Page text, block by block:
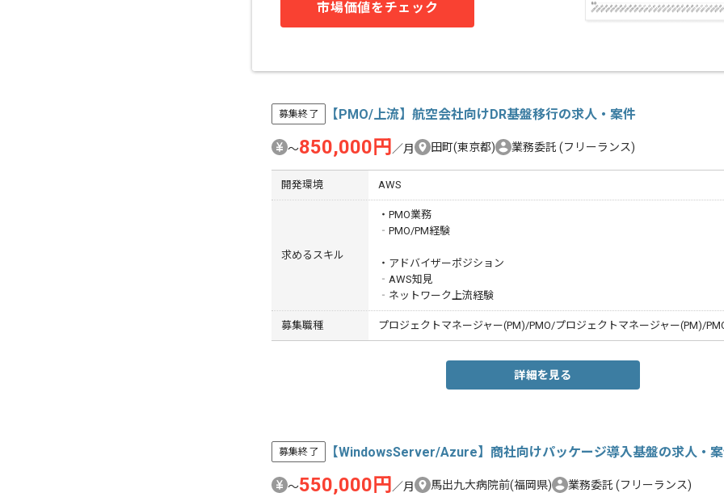
市場価値をチェック
募集終了 【PMO/上流】航空会社向けDR基盤移行の求人・案件
〜850,000円 ／月 田町(東京都) 業務委託 (フリーランス)
開発環境 AWS
求めるスキル
・PMO業務
‐PMO/PM経験
・アドバイザーポジション
‐AWS知見
‐ネットワーク上流経験
募集職種 プロジェクトマネージャー(PM)/PMO/プロジェクトマネージャー(PM)/
詳細を見る
募集終了 【WindowsServer/Azure】商社向けパッケージ導入基盤の求人・
〜550,000円 ／月 馬出九大病院前(福岡県) 業務委託 (フリーランス)